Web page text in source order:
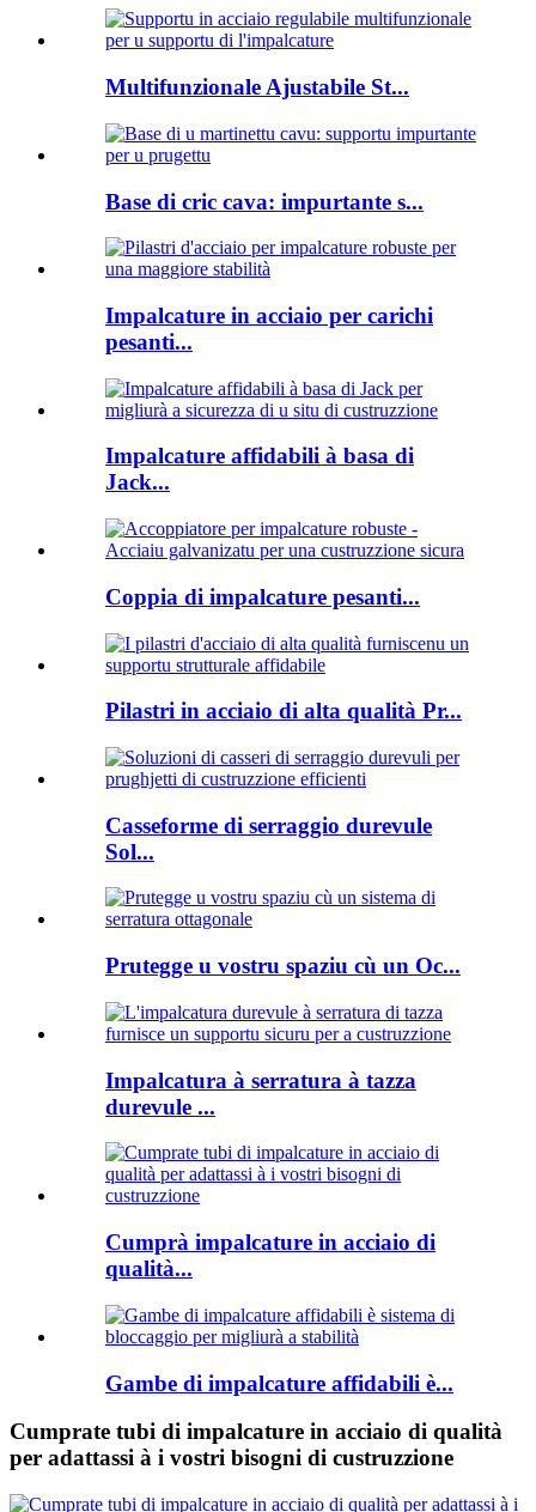
Multifunzionale Ajustabile St...
Base di cric cava: impurtante s...
Impalcature in acciaio per carichi
pesanti...
Impalcature affidabili à basa di
Jack...
Coppia di impalcature pesanti...
Pilastri in acciaio di alta qualità Pr...
Casseforme di serraggio durevule
Sol...
Prutegge u vostru spaziu cù un Oc...
Impalcatura à serratura à tazza
durevule ...
Cumprà impalcature in acciaio di
qualità...
Gambe di impalcature affidabili è...
Cumprate tubi di impalcature in acciaio di qualità
per adattassi à i vostri bisogni di custruzzione